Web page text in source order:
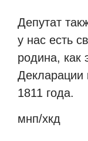
Депутат
у нас есть
родина, как
Декларации
1811 года.
мнп/хкд